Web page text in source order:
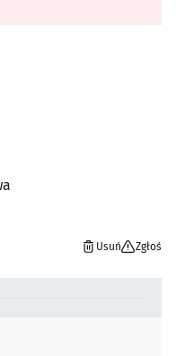
Usuń Zgłoś